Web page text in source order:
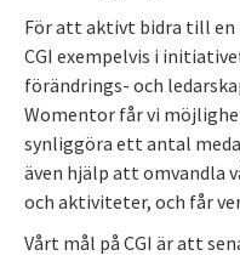
För att aktivt bidra till
CGI exempelvis i
förändrings- och
Womentor får vi
synliggöra ett antal
även hjälp att omvandla
och aktiviteter, och får
Vårt mål på CGI är att